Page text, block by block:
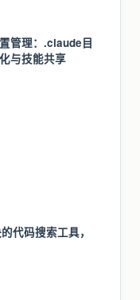
管理：.claude目
与技能共享
代码搜索工具，